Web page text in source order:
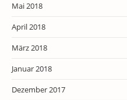
Mai 2018
April 2018
März 2018
Januar 2018
Dezember 2017